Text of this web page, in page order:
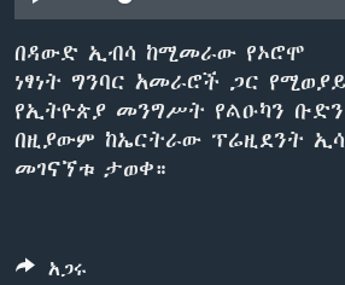
ቋንቋዎች
በዳውድ ኢብሳ ከሚመራው የኦሮሞ
ነፃነት ግንባር አመራሮች ጋር የሚወያይ
የኢትዮጵያ መንግሥት የልዑካን
በዚያውም ከኤርትራው ፕሬዚደንት
መገናኘቱ ታወቀ።
አጋሩ